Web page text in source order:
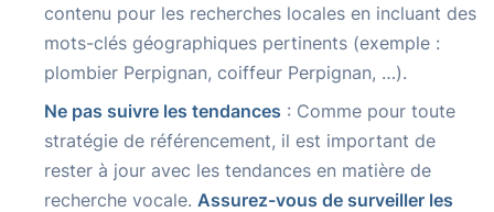
contenu pour les recherches locales en incluant des
mots-clés géographiques pertinents (exemple :
plombier Perpignan, coiffeur Perpignan, …).
Ne pas suivre les tendances : Comme pour toute
stratégie de référencement, il est important de
rester à jour avec les tendances en matière de
recherche vocale. Assurez-vous de surveiller les